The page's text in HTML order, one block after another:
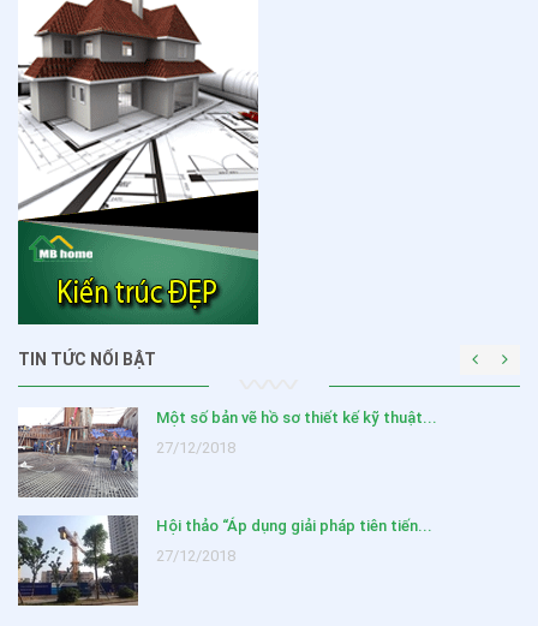
TIN TỨC NỔI BẬT
Một số bản vẽ hồ sơ thiết kế kỹ thuật...
27/12/2018
Hội thảo “Áp dụng giải pháp tiên tiến...
27/12/2018